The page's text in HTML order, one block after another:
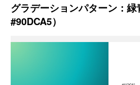
グラデーションパターン：緑
#90DCA5）